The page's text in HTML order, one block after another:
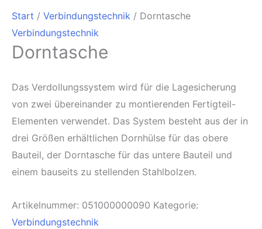
Start / Verbindungstechnik / Dorntasche
Verbindungstechnik
Dorntasche
Das Verdollungssystem wird für die Lagesicherung
von zwei übereinander zu montierenden Fertigteil-
Elementen verwendet. Das System besteht aus der in
drei Größen erhältlichen Dornhülse für das obere
Bauteil, der Dorntasche für das untere Bauteil und
einem bauseits zu stellenden Stahlbolzen.
Artikelnummer: 051000000090 Kategorie:
Verbindungstechnik